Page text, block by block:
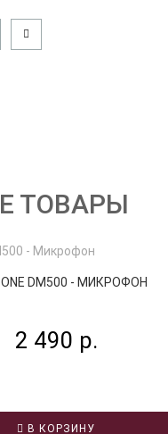
ТОВАРЫ
DM500 - МИКРОФОН
2 490 р.
В КОРЗИНУ